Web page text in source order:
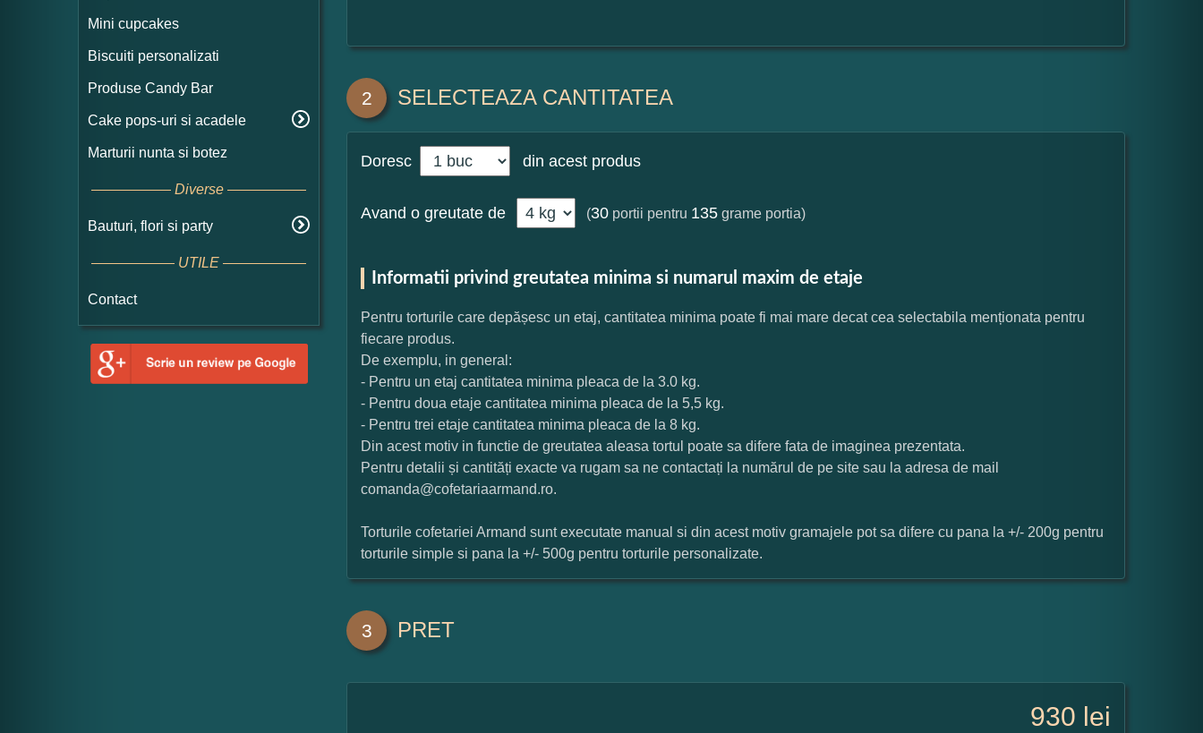
Mini cupcakes
Biscuiti personalizati
Produse Candy Bar
Cake pops-uri si acadele
Marturii nunta si botez
Diverse
Bauturi, flori si party
UTILE
Contact
2 SELECTEAZA CANTITATEA
Doresc din acest produs
Avand o greutate de (30 portii pentru 135 grame portia)
Informatii privind greutatea minima si numarul maxim de etaje
Pentru torturile care depășesc un etaj, cantitatea minima poate fi mai mare decat cea selectabila menționata pentru
fiecare produs.
De exemplu, in general:
- Pentru un etaj cantitatea minima pleaca de la 3.0 kg.
- Pentru doua etaje cantitatea minima pleaca de la 5,5 kg.
- Pentru trei etaje cantitatea minima pleaca de la 8 kg.
Din acest motiv in functie de greutatea aleasa tortul poate sa difere fata de imaginea prezentata.
Pentru detalii și cantități exacte va rugam sa ne contactați la numărul de pe site sau la adresa de mail
comanda@cofetariaarmand.ro.
Torturile cofetariei Armand sunt executate manual si din acest motiv gramajele pot sa difere cu pana la +/- 200g pentru
torturile simple si pana la +/- 500g pentru torturile personalizate.
3 PRET
930 lei